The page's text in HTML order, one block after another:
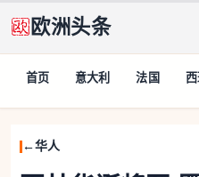
欧洲头条
首页 意大利 法国
华人